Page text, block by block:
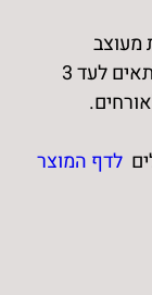
מעוצב
מתלה לגלילי טואלט מעוצב בצורת ענן מתאים לעד 3
לדף המוצר